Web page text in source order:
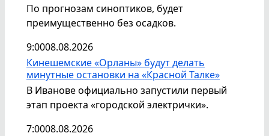
По прогнозам синоптиков, будет
преимущественно без осадков.
9:0008.08.2026
Кинешемские «Орланы» будут делать
минутные остановки на «Красной Талке»
В Иванове официально запустили первый
этап проекта «городской электрички».
7:0008.08.2026